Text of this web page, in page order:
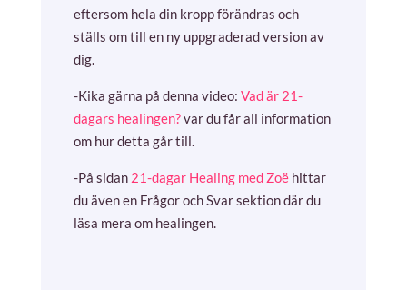
eftersom hela din kropp förändras och
ställs om till en ny uppgraderad version av
dig.
-Kika gärna på denna video: Vad är 21-
dagars healingen?var du får all information
om hur detta går till.
-På sidan 21-dagar Healing med Zoëhittar
du även en Frågor och Svar sektion där du
läsa mera om healingen.